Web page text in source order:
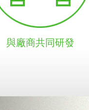
與廠商共同研發